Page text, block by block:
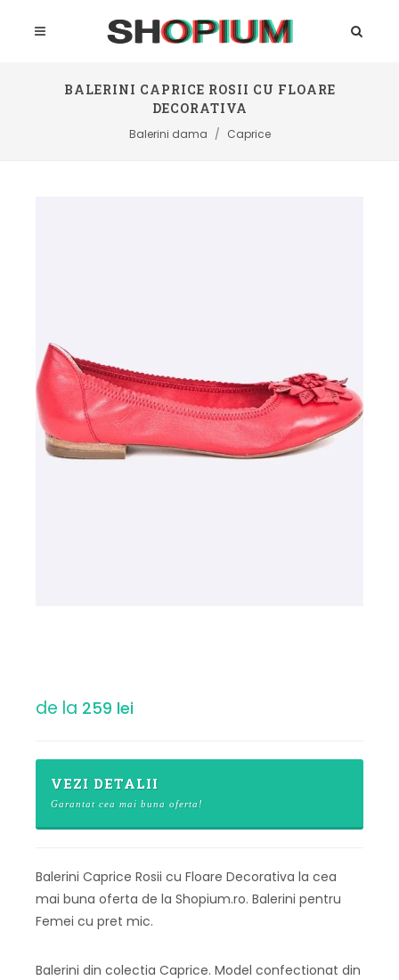
BALERINI CAPRICE ROSII CU FLOARE
DECORATIVA
Balerini dama Caprice
de la 259 lei
VEZI DETALII
Garantat cea mai buna oferta!
Balerini Caprice Rosii cu Floare Decorativa la cea
mai buna oferta de la Shopium.ro. Balerini pentru
Femei cu pret mic.
Balerini din colectia Caprice. Model confectionat din